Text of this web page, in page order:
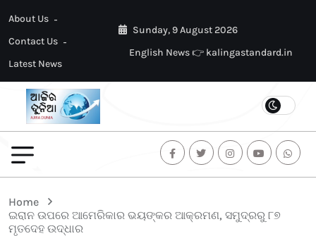
About Us
Contact Us
Latest News
Sunday, 9 August 2026
English News 👉 kalingastandard.in
Home
ଇରାନ ଉପରେ ଆମେରିକାର ଭୟଙ୍କର ଆକ୍ରମଣ, ସମୁଦ୍ରରୁ ୮୭
ମୃତଦେହ ଉଦ୍ଧାର